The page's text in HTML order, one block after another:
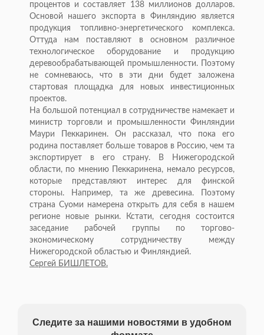
процентов и составляет 138 миллионов долларов.
Основой нашего экспорта в Финляндию является
продукция топливно-энергетического комплекса.
Оттуда нам поставляют в основном различное
технологическое оборудование и продукцию
деревообрабатывающей промышленности. Поэтому
не сомневаюсь, что в эти дни будет заложена
стартовая площадка для новых инвестиционных
проектов.
На большой потенциал в сотрудничестве намекает и
министр торговли и промышленности Финляндии
Маури Пеккаринен. Он рассказал, что пока его
родина поставляет больше товаров в Россию, чем та
экспортирует в его страну. В Нижегородской
области, по мнению Пеккаринена, немало ресурсов,
которые представляют интерес для финской
стороны. Например, та же древесина. Поэтому
страна Суоми намерена открыть для себя в нашем
регионе новые рынки. Кстати, сегодня состоится
заседание рабочей группы по торгово-
экономическому сотрудничеству между
Нижегородской областью и Финляндией.
Сергей БИШЛЕТОВ.
Следите за нашими новостями в удобном